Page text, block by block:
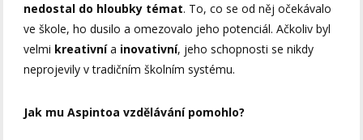
nedostal do hloubky témat. To, co se od něj očekávalo
ve škole, ho dusilo a omezovalo jeho potenciál. Ačkoliv byl
velmi kreativnía inovativní, jeho schopnosti se nikdy
neprojevily v tradičním školním systému.
Jak mu Aspintoa vzdělávání pomohlo?